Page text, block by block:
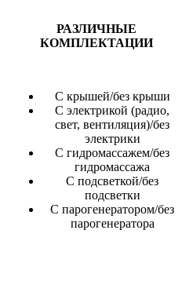
РАЗЛИЧНЫЕ
КОМПЛЕКТАЦИИ
С крышей/без крыши
С электрикой (радио,
свет, вентиляция)/без
электрики
С гидромассажем/без
гидромассажа
С подсветкой/без
подсветки
С парогенератором/без
парогенератора